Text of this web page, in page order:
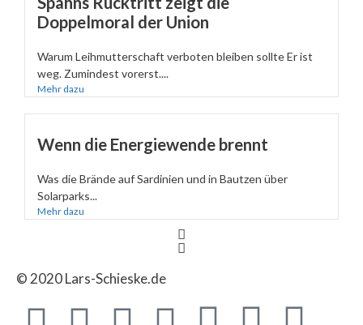
Doppelmoral der Union
Warum Leihmutterschaft verboten bleiben sollte Er ist
weg. Zumindest vorerst....
Mehr dazu
Wenn die Energiewende brennt
Was die Brände auf Sardinien und in Bautzen über
Solarparks...
Mehr dazu
© 2020 Lars-Schieske.de